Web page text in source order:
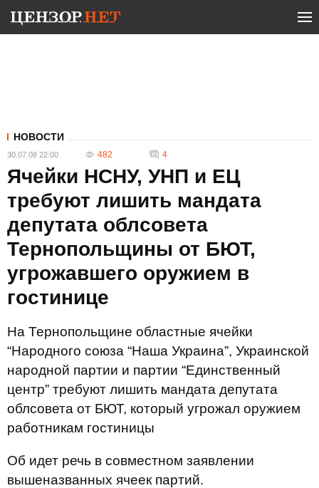
НОВОСТИ
30.07.08 22:00 482 4
Ячейки НСНУ, УНП и ЕЦ
требуют лишить мандата
депутата облсовета
Тернопольщины от БЮТ,
угрожавшего оружием в
гостинице
На Тернопольщине областные ячейки
“Народного союза “Наша Украина”, Украинской
народной партии и партии “Единственный
центр” требуют лишить мандата депутата
облсовета от БЮТ, который угрожал оружием
работникам гостиницы
Об идет речь в совместном заявлении
вышеназванных ячеек партий.